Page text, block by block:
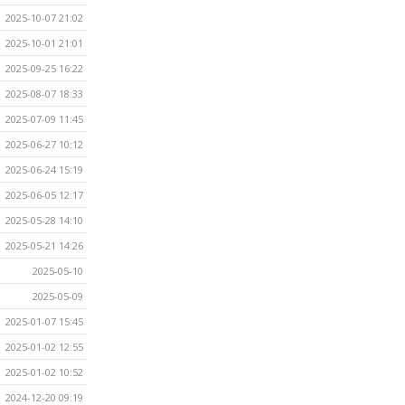
2025-10-07 21:02
2025-10-01 21:01
2025-09-25 16:22
2025-08-07 18:33
2025-07-09 11:45
2025-06-27 10:12
2025-06-24 15:19
2025-06-05 12:17
2025-05-28 14:10
2025-05-21 14:26
2025-05-10
2025-05-09
2025-01-07 15:45
2025-01-02 12:55
2025-01-02 10:52
2024-12-20 09:19